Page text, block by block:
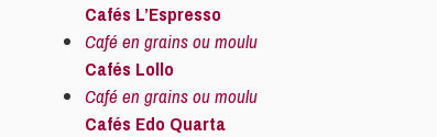
Cafés L’Espresso
Café en grains ou moulu
Cafés Lollo
Café en grains ou moulu
Cafés Edo Quarta